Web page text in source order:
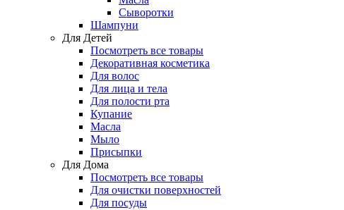
Сыворотки
Шампуни
Для Детей
Посмотреть все товары
Декоративная косметика
Для волос
Для лица и тела
Для полости рта
Купание
Масла
Мыло
Присыпки
Для Дома
Посмотреть все товары
Для очистки поверхностей
Для посуды